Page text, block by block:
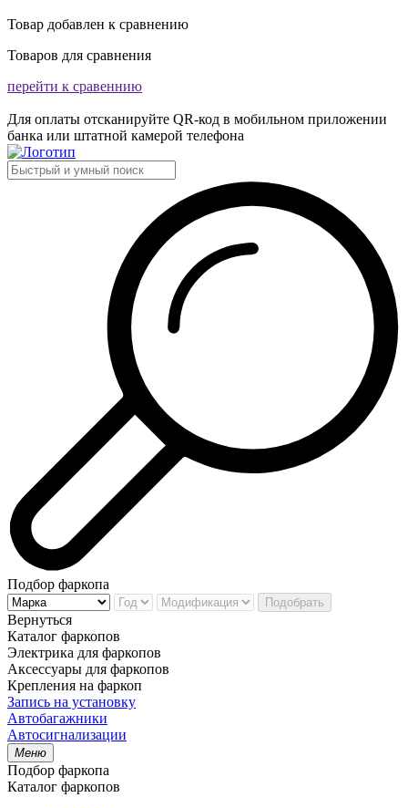
Товар добавлен к сравнению
Товаров для сравнения
перейти к сравеннию
Для оплаты отсканируйте QR-код в мобильном приложении
банка или штатной камерой телефона
Подбор фаркопа
Подобрать
Вернуться
Каталог фаркопов
Электрика для фаркопов
Аксессуары для фаркопов
Крепления на фаркоп
Запись на установку
Автобагажники
Автосигнализации
Меню
Подбор фаркопа
Каталог фаркопов